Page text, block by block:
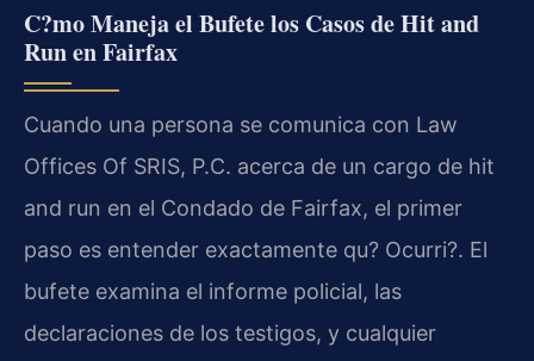
C?mo Maneja el Bufete los Casos de Hit and
Run en Fairfax
Cuando una persona se comunica con Law
Offices Of SRIS, P.C. acerca de un cargo de hit
and run en el Condado de Fairfax, el primer
paso es entender exactamente qu? Ocurri?. El
bufete examina el informe policial, las
declaraciones de los testigos, y cualquier